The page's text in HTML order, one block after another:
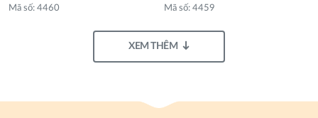
Mã số: 4460
Mã số: 4459
XEM THÊM